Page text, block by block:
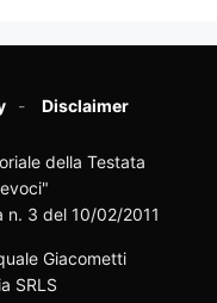
Disclaimer
della Testata
n. 3 del 10/02/2011
Giacometti
SRLS